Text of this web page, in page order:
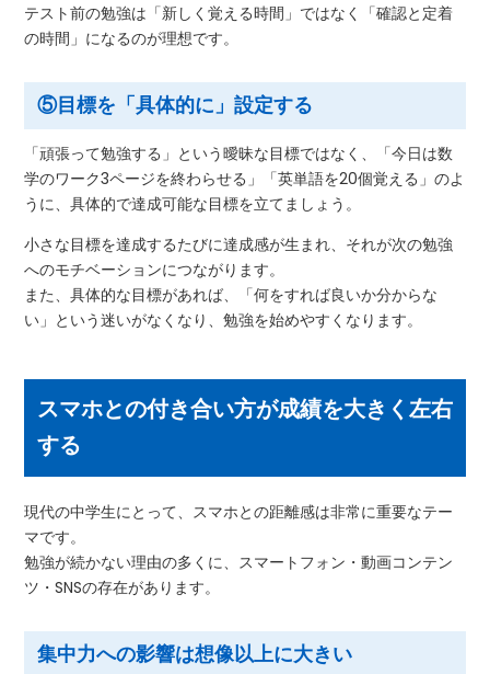
テスト前の勉強は「新しく覚える時間」ではなく「確認と定着
の時間」になるのが理想です。
⑤目標を「具体的に」設定する
「頑張って勉強する」という曖昧な目標ではなく、「今日は数
学のワーク3ページを終わらせる」「英単語を20個覚える」のよ
うに、具体的で達成可能な目標を立てましょう。
小さな目標を達成するたびに達成感が生まれ、それが次の勉強
へのモチベーションにつながります。
また、具体的な目標があれば、「何をすれば良いか分からな
い」という迷いがなくなり、勉強を始めやすくなります。
スマホとの付き合い方が成績を大きく左右
する
現代の中学生にとって、スマホとの距離感は非常に重要なテー
マです。
勉強が続かない理由の多くに、スマートフォン・動画コンテン
ツ・SNSの存在があります。
集中力への影響は想像以上に大きい